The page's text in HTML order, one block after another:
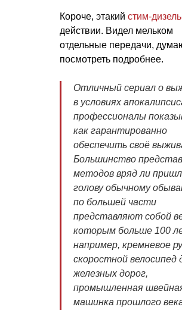
Короче, этакий стим-
действии. Видел мельком
отдельные передачи,
посмотреть подробнее.
Отличный сериал о
в условиях
профессионалы
как гарантированно
обеспечить своё
Большинство
методов вряд ли
голову обычному
по большей части
представляют собой
которым больше 100
например, кремневое
скоростной велосипед
железных дорог,
промышленная
машинка прошлого